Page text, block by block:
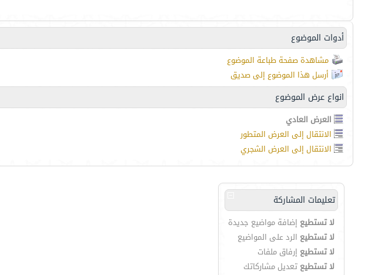
أدوات الموضوع
مشاهدة صفحة طباعة الموضوع
أرسل هذا الموضوع إلى صديق
انواع عرض الموضوع
العرض العادي
الانتقال إلى العرض المتطور
الانتقال إلى العرض الشجري
تعليمات المشاركة
لا تستطيع إضافة مواضيع جديدة
لا تستطيع الرد على المواضيع
لا تستطيع إرفاق ملفات
لا تستطيع تعديل مشاركاتك